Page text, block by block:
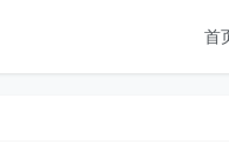
首